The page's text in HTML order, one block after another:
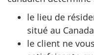
le lieu de
situé au
le client ne